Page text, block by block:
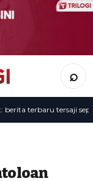
⌕
terbaru tersaji